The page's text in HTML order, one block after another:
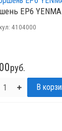
EP6
4104000
руб.